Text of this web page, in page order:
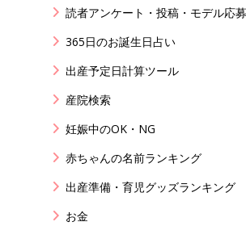
読者アンケート・投稿・モデル応募
365日のお誕生日占い
出産予定日計算ツール
産院検索
妊娠中のOK・NG
赤ちゃんの名前ランキング
出産準備・育児グッズランキング
お金